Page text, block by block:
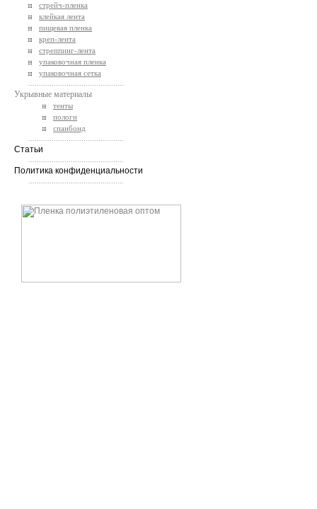
стрейч-пленка
клейкая лента
пищевая пленка
креп-лента
стреппинг-лента
упаковочная пленка
упаковочная сетка
Укрывные материалы
тенты
пологи
спанбонд
Статьи
Политика конфиденциальности